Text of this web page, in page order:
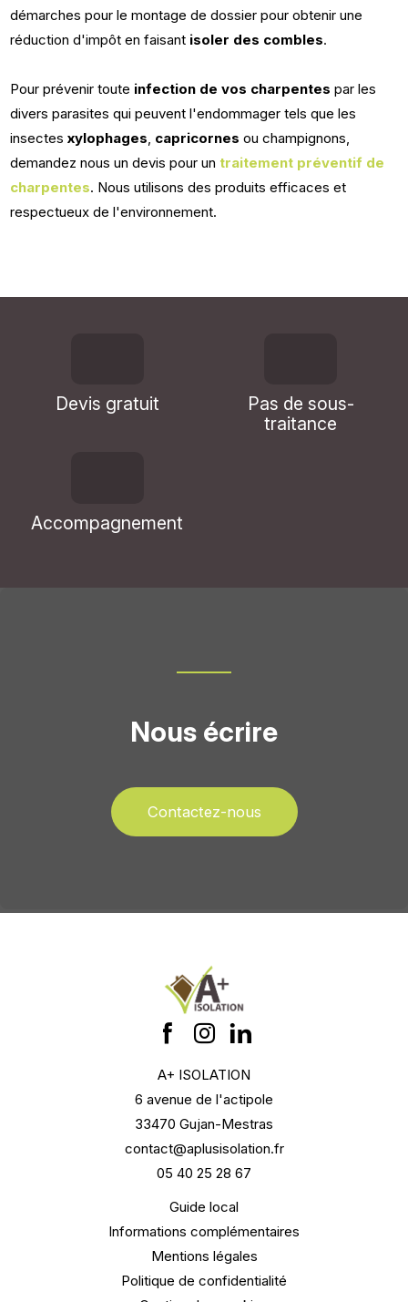
démarches pour le montage de dossier pour obtenir une
réduction d'impôt en faisant isoler des combles.
Pour prévenir toute infection de vos charpentes par les
divers parasites qui peuvent l'endommager tels que les
insectesxylophages capricornes ou champignons,
demandez nous un devis pour untraitement préventif de
charpentes. Nous utilisons des produits efficaces et
respectueux de l'environnement.
Devis gratuit
Pas de sous-
traitance
Accompagnement
Nous écrire
Contactez-nous
A+ ISOLATION
6 avenue de l'actipole
33470 Gujan-Mestras
contact@aplusisolation.fr
05 40 25 28 67
Guide local
Informations complémentaires
Mentions légales
Politique de confidentialité